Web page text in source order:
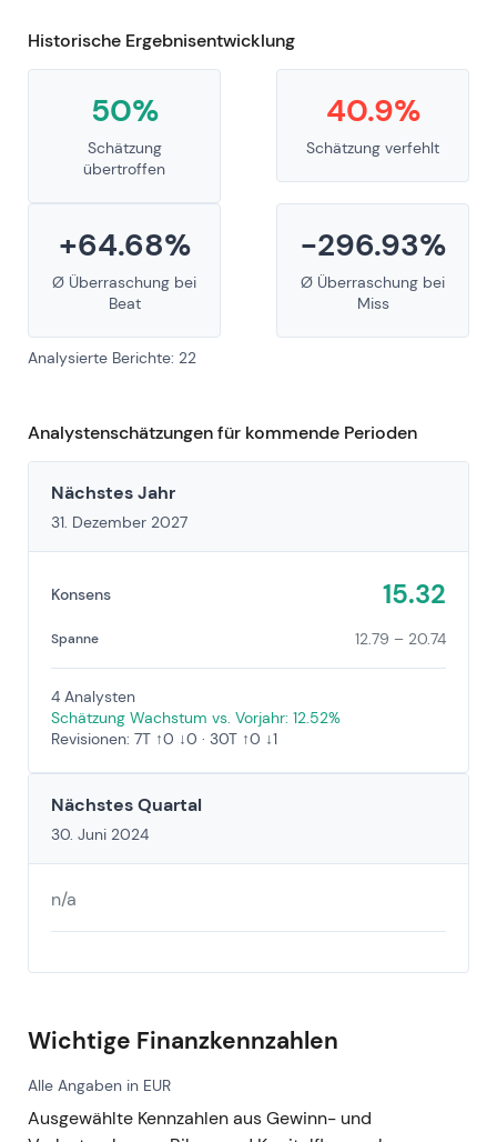
Historische Ergebnisentwicklung
50%
Schätzung
übertroffen
40.9%
Schätzung verfehlt
+64.68%
Ø Überraschung bei
Beat
-296.93%
Ø Überraschung bei
Miss
Analysierte Berichte: 22
Analystenschätzungen für kommende Perioden
Nächstes Jahr
31. Dezember 2027
Konsens 15.32
Spanne 12.79 – 20.74
4 Analysten
Schätzung Wachstum vs. Vorjahr: 12.52%
Revisionen: 7T ↑0 ↓0 · 30T ↑0 ↓1
Nächstes Quartal
30. Juni 2024
n/a
Wichtige Finanzkennzahlen
Alle Angaben in EUR
Ausgewählte Kennzahlen aus Gewinn- und